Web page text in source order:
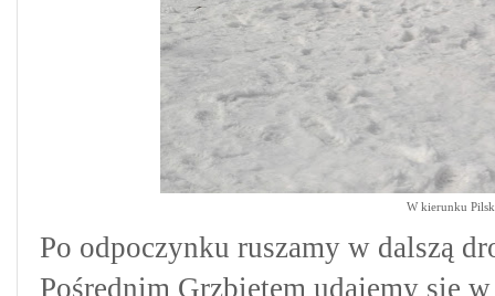
W kierunku
Po odpoczynku ruszamy w dalszą
Pośrednim Grzbietem udajemy się